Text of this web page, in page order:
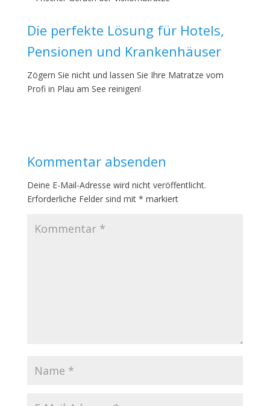
Die perfekte Lösung für Hotels,
Pensionen und Krankenhäuser
Zögern Sie nicht und lassen Sie Ihre Matratze vom
Profi in Plau am See reinigen!
Kommentar absenden
Deine E-Mail-Adresse wird nicht veröffentlicht.
Erforderliche Felder sind mit * markiert